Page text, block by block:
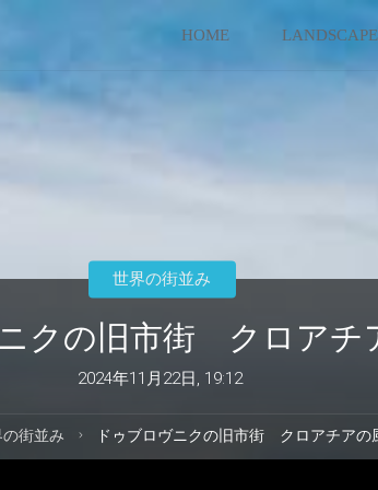
コ
ス
HOME LANDSCAPE
クの旧市街 クロアチ
2024年11月22日, 19:12
世界の街並み
街並み ドゥブロヴニクの旧市街 クロアチアの